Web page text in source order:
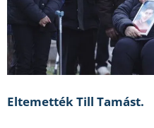
Eltemették Till Tamást.